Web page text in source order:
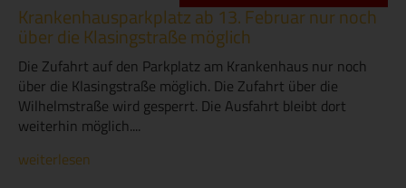
Krankenhausparkplatz ab 13. Februar nur noch
über die Klasingstraße möglich
Die Zufahrt auf den Parkplatz am Krankenhaus nur noch
über die Klasingstraße möglich. Die Zufahrt über die
Wilhelmstraße wird gesperrt. Die Ausfahrt bleibt dort
weiterhin möglich....
weiterlesen